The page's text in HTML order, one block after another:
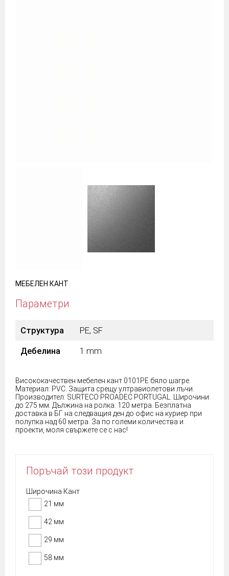
МЕБЕЛЕН КАНТ
Параметри
Структура
PE, SF
Дебелина
1 mm
Висококачествен мебелен кант 0101РЕ бяло шагре.
Материал: PVC. Защита срещу ултравиолетови лъчи.
Производител: SURTECO PROADEC PORTUGAL. Широчини
до 275 мм. Дължина на ролка: 120 метра. Безплатна
доставка в БГ на следващия ден до офис на куриер при
полупка над 60 метра. За по големи количества и
проекти, моля свържете се с нас!
Поръчай този продукт
Широчина Кант
21 мм
42 мм
29 мм
58 мм